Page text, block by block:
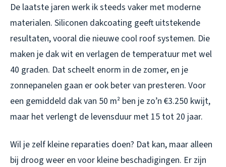
De laatste jaren werk ik steeds vaker met moderne
materialen. Siliconen dakcoating geeft uitstekende
resultaten, vooral die nieuwe cool roof systemen. Die
maken je dak wit en verlagen de temperatuur met wel
40 graden. Dat scheelt enorm in de zomer, en je
zonnepanelen gaan er ook beter van presteren. Voor
een gemiddeld dak van 50 m² ben je zo’n €3.250 kwijt,
maar het verlengt de levensduur met 15 tot 20 jaar.
Wil je zelf kleine reparaties doen? Dat kan, maar alleen
bij droog weer en voor kleine beschadigingen. Er zijn